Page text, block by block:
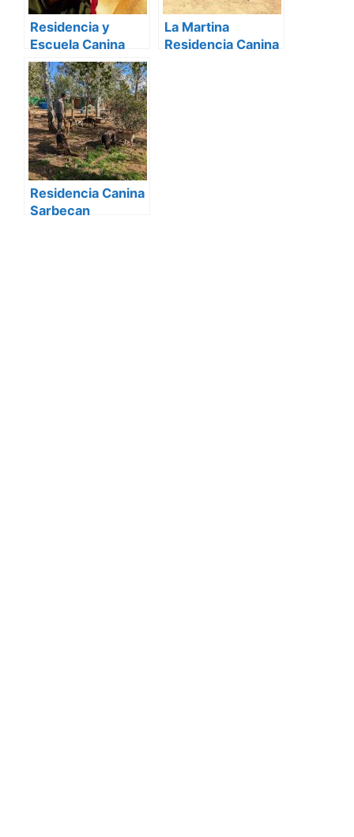
Residencia y
Escuela Canina
Pico Chaparral
La Martina
Residencia Canina
Residencia Canina
Sarbecan